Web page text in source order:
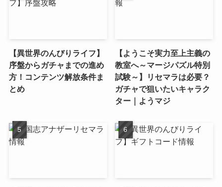
【異世界のんびりライフ】
序盤からガチャまでの進め
方！コンテンツ解放条件ま
とめ
【ようこそ実力至上主義の
教室へ～マージパズル特別
試験～】リセマラは必要？
ガチャで狙いたいキャラク
ター｜ようマジ